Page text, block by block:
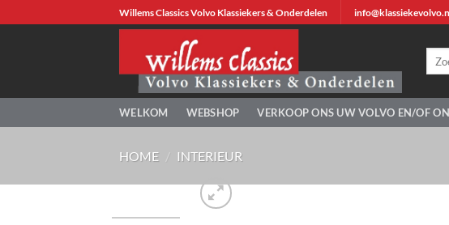
naar
Willems Classics Volvo Klassiekers & Onderdelen
WELKOM WEBSHOP VERKOOP ONS UW VOLVO EN/OF
HOME / INTERIEUR